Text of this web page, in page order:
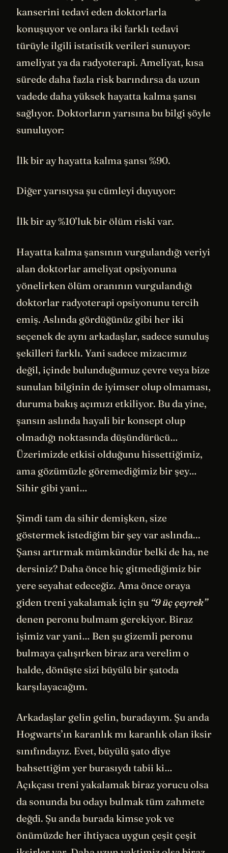
kanserini tedavi eden doktorlarla
konuşuyor ve onlara iki farklı tedavi
türüyle ilgili istatistik verileri sunuyor:
ameliyat ya da radyoterapi. Ameliyat, kısa
sürede daha fazla risk barındırsa da uzun
vadede daha yüksek hayatta kalma şansı
sağlıyor. Doktorların yarısına bu bilgi şöyle
sunuluyor:
İlk bir ay hayatta kalma şansı %90.
Diğer yarısıysa şu cümleyi duyuyor:
İlk bir ay %10’luk bir ölüm riski var.
Hayatta kalma şansının vurgulandığı veriyi
alan doktorlar ameliyat opsiyonuna
yönelirken ölüm oranının vurgulandığı
doktorlar radyoterapi opsiyonunu tercih
emiş. Aslında gördüğünüz gibi her iki
seçenek de aynı arkadaşlar, sadece sunuluş
şekilleri farklı. Yani sadece mizacımız
değil, içinde bulunduğumuz çevre veya bize
sunulan bilginin de iyimser olup olmaması,
duruma bakış açımızı etkiliyor. Bu da yine,
şansın aslında hayali bir konsept olup
olmadığı noktasında düşündürücü…
Üzerimizde etkisi olduğunu hissettiğimiz,
ama gözümüzle göremediğimiz bir şey…
Sihir gibi yani…
Şimdi tam da sihir demişken, size
göstermek istediğim bir şey var aslında...
Şansı artırmak mümkündür belki de ha, ne
dersiniz? Daha önce hiç gitmediğimiz bir
yere seyahat edeceğiz. Ama önce oraya
giden treni yakalamak için şu “9 üç çeyrek”
denen peronu bulmam gerekiyor. Biraz
işimiz var yani… Ben şu gizemli peronu
bulmaya çalışırken biraz ara verelim o
halde, dönüşte sizi büyülü bir şatoda
karşılayacağım.
Arkadaşlar gelin gelin, buradayım. Şu anda
Hogwarts’ın karanlık mı karanlık olan iksir
sınıfındayız. Evet, büyülü şato diye
bahsettiğim yer burasıydı tabii ki…
Açıkçası treni yakalamak biraz yorucu olsa
da sonunda bu odayı bulmak tüm zahmete
değdi. Şu anda burada kimse yok ve
önümüzde her ihtiyaca uygun çeşit çeşit